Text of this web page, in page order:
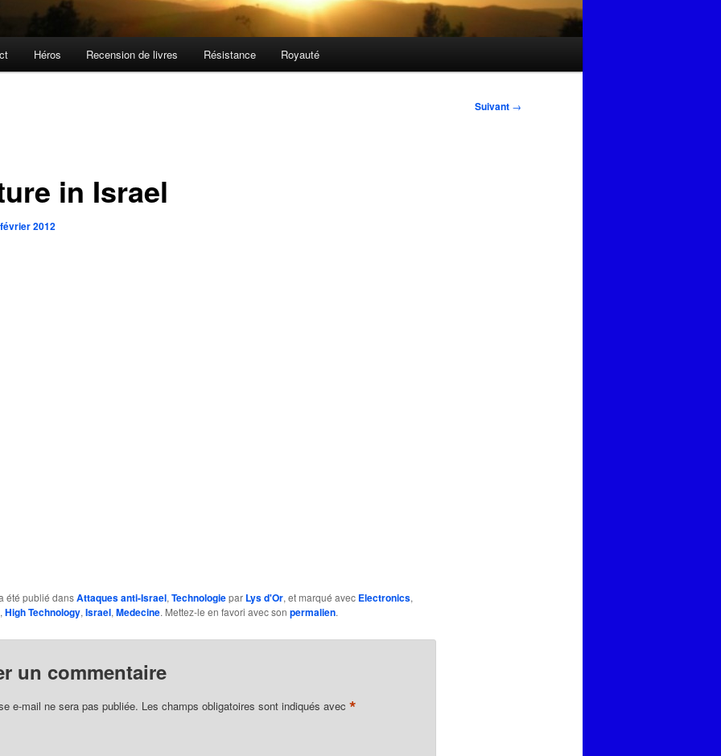
Héros Recension de livres Résistance Royauté
Suivant →
in Israel
2012
été publié dansAttaques anti-Israel,Technologiepar Lys d'Or, et marqué avec Electronics,
,High Technology,Israel,Medecine. Mettez-le en favori avec son permalien.
un commentaire
e-mail ne sera pas publiée. Les champs obligatoires sont indiqués avec *